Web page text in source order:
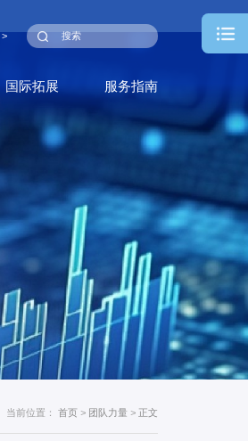
>
国际拓展 服务指南
当前位置： 首页 > 团队力量 > 正文